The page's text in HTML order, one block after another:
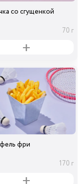
со сгущенкой
70 г
фри
170 г